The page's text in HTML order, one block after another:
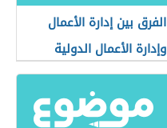
الفرق بين إدارة الأعمال
وإدارة الأعمال الدولية